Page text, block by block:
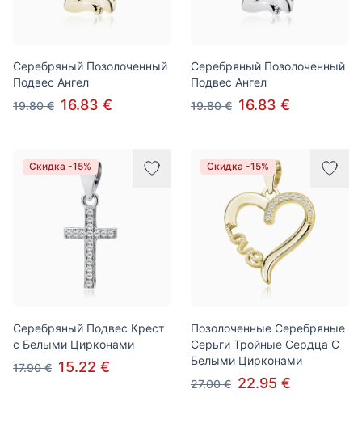
Серебряный Позолоченный
Подвес Ангел
19.80 € 16.83 €
Серебряный Позолоченный
Подвес Ангел
19.80 € 16.83 €
Скидка -15%
Серебряный Подвес Крест
с Белыми Цирконами
17.90 € 15.22 €
Скидка -15%
Позолоченные Серебряные
Серьги Тройные Сердца С
Белыми Цирконами
27.00 € 22.95 €